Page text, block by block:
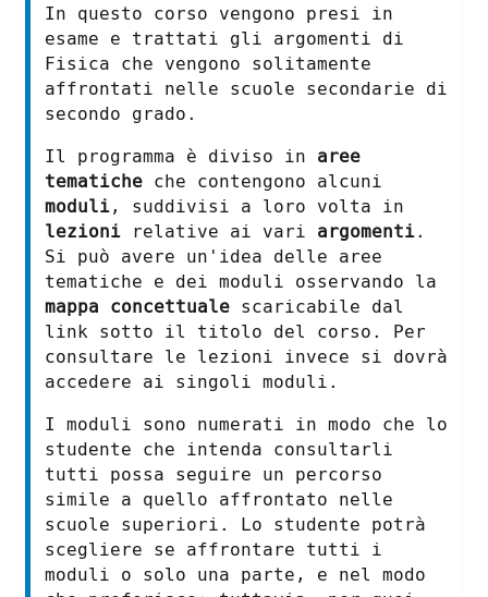
In questo corso vengono presi in
esame e trattati gli argomenti di
Fisica che vengono solitamente
affrontati nelle scuole secondarie di
secondo grado.
Il programma è diviso in aree
tematiche che contengono alcuni
moduli, suddivisi a loro volta in
lezioni relative ai vari argomenti.
Si può avere un'idea delle aree
tematiche e dei moduli osservando la
mappa concettuale scaricabile dal
link sotto il titolo del corso. Per
consultare le lezioni invece si dovrà
accedere ai singoli moduli.
I moduli sono numerati in modo che lo
studente che intenda consultarli
tutti possa seguire un percorso
simile a quello affrontato nelle
scuole superiori. Lo studente potrà
scegliere se affrontare tutti i
moduli o solo una parte, e nel modo